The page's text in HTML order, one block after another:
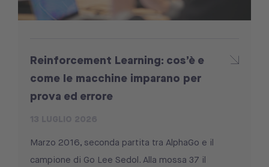
Reinforcement Learning: cos’è e
come le macchine imparano per
prova ed errore
Marzo 2016, seconda partita tra AlphaGo e il
campione di Go Lee Sedol. Alla mossa 37 il